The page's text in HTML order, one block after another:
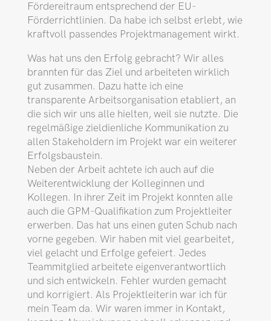
Fördereitraum entsprechend der EU-
Förderrichtlinien. Da habe ich selbst erlebt, wie
kraftvoll passendes Projektmanagement wirkt.
Was hat uns den Erfolg gebracht? Wir alles
brannten für das Ziel und arbeiteten wirklich
gut zusammen. Dazu hatte ich eine
transparente Arbeits­organisation etabliert, an
die sich wir uns alle hielten, weil sie nutzte. Die
regelmäßige zieldienliche Kommunikation zu
allen Stakeholdern im Projekt war ein weiterer
Erfolgs­baustein.
Neben der Arbeit achtete ich auch auf die
Weiterentwicklung der Kolleginnen und
Kollegen. In ihrer Zeit im Projekt konnten alle
auch die GPM-Qualifikation zum Projektleiter
erwerben. Das hat uns einen guten Schub nach
vorne gegeben. Wir haben mit viel gearbeitet,
viel gelacht und Erfolge gefeiert. Jedes
Teammitglied arbeitete eigenverant­wortlich
und sich entwickeln. Fehler wurden gemacht
und korrigiert. Als Projektleiterin war ich für
mein Team da. Wir waren immer in Kontakt,